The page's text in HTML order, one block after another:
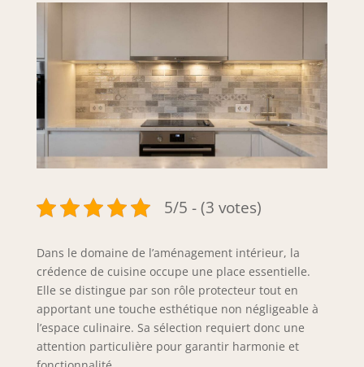
5/5 - (3 votes)
Dans le domaine de l’aménagement intérieur, la
crédence de cuisine occupe une place essentielle.
Elle se distingue par son rôle protecteur tout en
apportant une touche esthétique non négligeable à
l’espace culinaire. Sa sélection requiert donc une
attention particulière pour garantir harmonie et